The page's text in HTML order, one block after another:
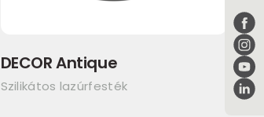
DECOR Antique
Szilikátos lazúrfesték